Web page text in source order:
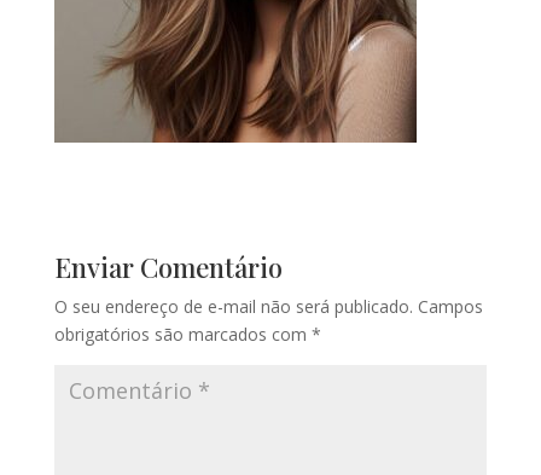
Enviar Comentário
O seu endereço de e-mail não será publicado. Campos
obrigatórios são marcados com *